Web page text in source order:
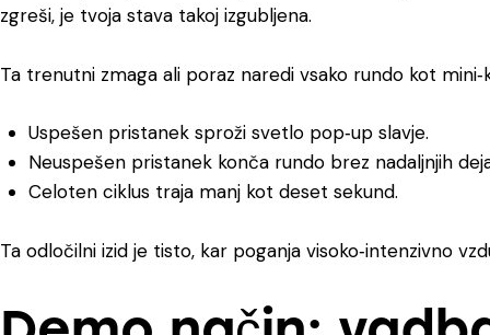
zgreši, je tvoja stava takoj izgubljena.
Ta trenutni zmaga ali poraz naredi vsako rundo kot
Uspešen pristanek sproži svetlo pop‑up slavje.
Neuspešen pristanek konča rundo brez nadaljnjih
Celoten ciklus traja manj kot deset sekund.
Ta odločilni izid je tisto, kar poganja visoko‑intenzivno